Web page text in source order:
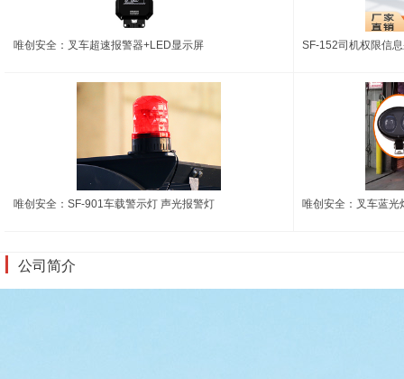
唯创安全：叉车超速报警器+LED显示屏 SF-152司机权限信
唯创安全：SF-901车载警示灯 声光报警灯 唯创安全：叉车蓝光
公司简介